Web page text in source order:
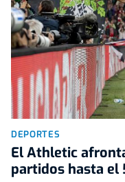
DEPORTES
El Athletic
partidos hasta el